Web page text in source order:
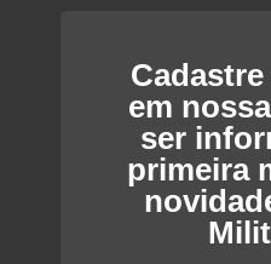
em
ser
primeira